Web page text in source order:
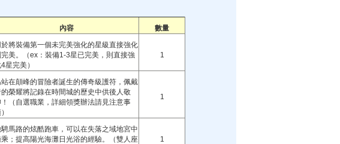
內容 數量
於將裝備第一個未完美強化的星級直接強化
美。（ex：裝備1-3星已完美，則直接強
星完美）
1
在顛峰的冒險者誕生的傳奇級護符，佩戴
榮耀將記錄在時間城的歷史中供後人敬
（自選職業，詳細領獎辦法請見注意事
1
馬路的炫酷跑車，可以在失落之域地宮中
；提高陽光海灘日光浴的經驗。（雙人座
1